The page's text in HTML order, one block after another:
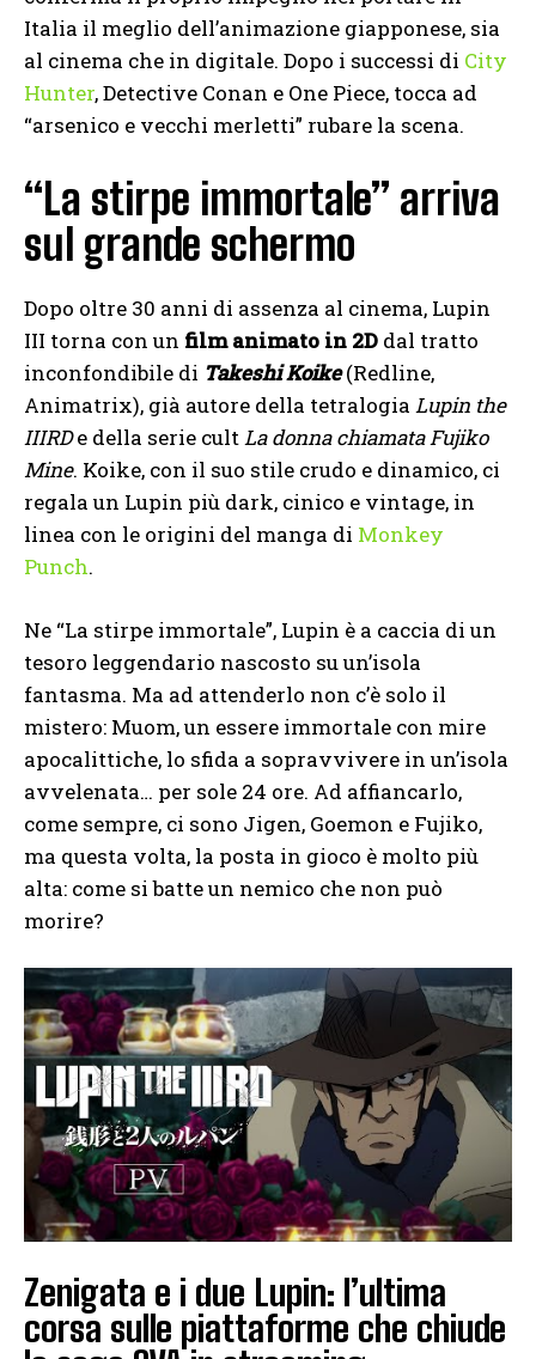
Italia il meglio dell’animazione giapponese, sia
al cinema che in digitale. Dopo i successi di City
Hunter, Detective Conan e One Piece, tocca ad
“arsenico e vecchi merletti” rubare la scena.
“La stirpe immortale” arriva
sul grande schermo
Dopo oltre 30 anni di assenza al cinema, Lupin
III torna con un film animato in 2D dal tratto
inconfondibile di Takeshi Koike(Redline,
Animatrix), già autore della tetralogia Lupin the
IIIRDe della serie cultLa donna chiamata Fujiko
Mine. Koike, con il suo stile crudo e dinamico, ci
regala un Lupin più dark, cinico e vintage, in
linea con le origini del manga di Monkey
Punch.
Ne “La stirpe immortale”, Lupin è a caccia di un
tesoro leggendario nascosto su un’isola
fantasma. Ma ad attenderlo non c’è solo il
mistero: Muom, un essere immortale con mire
apocalittiche, lo sfida a sopravvivere in un’isola
avvelenata… per sole 24 ore. Ad affiancarlo,
come sempre, ci sono Jigen, Goemon e Fujiko,
ma questa volta, la posta in gioco è molto più
alta: come si batte un nemico che non può
morire?
Zenigata e i due Lupin: l’ultima
corsa sulle piattaforme che chiude